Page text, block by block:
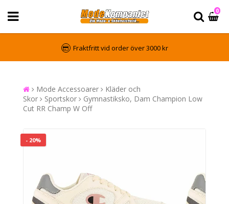
0
Fraktfritt vid order över 3000 kr
Mode Accessoarer
Kläder och
Skor
Sportskor
Gymnastiksko, Dam Champion Low
Cut RR Champ W Off
- 20%